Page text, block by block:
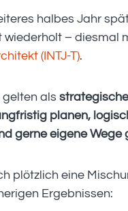
halbes Jahr
wiederholt – diesmal
(INTJ-T).
als
planen,
gerne eigene Wege
plötzlich eine
Ergebnissen: